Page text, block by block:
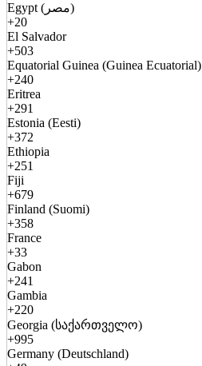
Egypt (مصر)
+20
El Salvador
+503
Equatorial Guinea (Guinea Ecuatorial)
+240
Eritrea
+291
Estonia (Eesti)
+372
Ethiopia
+251
Fiji
+679
Finland (Suomi)
+358
France
+33
Gabon
+241
Gambia
+220
Georgia (საქართველო)
+995
Germany (Deutschland)